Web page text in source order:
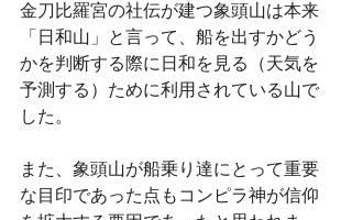
金刀比羅宮の社伝が建つ象頭山は本来
「日和山」と言って、船を出すかどう
かを判断する際に日和を見る（天気を
予測する）ために利用されている山で
した。
また、象頭山が船乗り達にとって重要
な目印であった点もコンピラ神が信仰